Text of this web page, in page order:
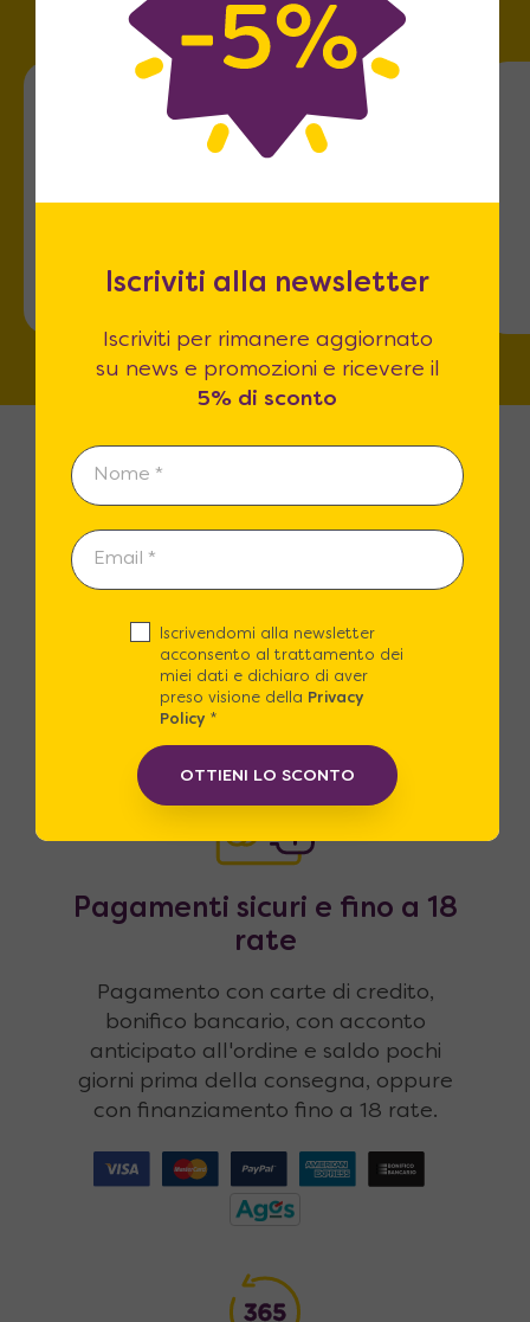
Via dell'Omo 101
Spedizioni Gratuite
Spedizione Gratuita in tutta Italia o
con un piccolo contributo puoi
scegliere il nostro Servizio in guanti
Pagamenti sicuri e fino a 18
rate
Pagamento con carte di credito,
bonifico bancario, con acconto
anticipato all'ordine e saldo pochi
giorni prima della consegna, oppure
con finanziamento fino a 18 rate.
Iscriviti alla newsletter
Iscriviti per rimanere aggiornato
su news e promozioni e ricevere il
5% di sconto
Iscrivendomi alla newsletter
acconsento al trattamento dei
miei dati e dichiaro di aver
preso visione della Privacy
Policy*
OTTIENI LO SCONTO